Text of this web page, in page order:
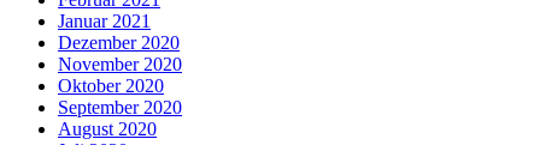
Januar 2021
Dezember 2020
November 2020
Oktober 2020
September 2020
August 2020